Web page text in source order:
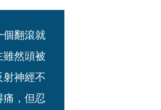
個翻滾就
然頭被
神經不
，但忍